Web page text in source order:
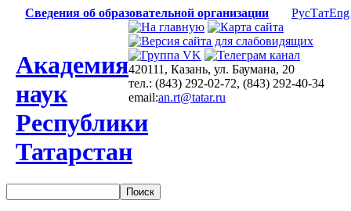
Сведения об образовательной организации РусТатEng
Академия
наук
Республики
Татарстан
420111, Казань, ул. Баумана, 20
тел.: (843) 292-02-72, (843) 292-40-34
email:an.rt@tatar.ru